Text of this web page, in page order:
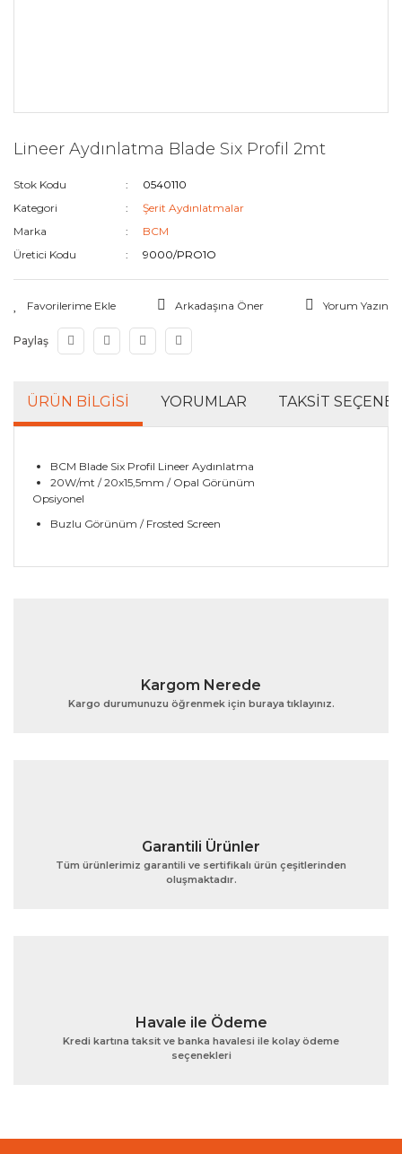
Lineer Aydınlatma Blade Six Profil 2mt
Stok Kodu
0540110
Kategori
Şerit Aydınlatmalar
Marka
BCM
Üretici Kodu
9000/PRO1O
Arkadaşına Öner Yorum Yazın
Paylaş
ÜRÜN BILGISI YORUMLAR TAKSIT
BCM Blade Six Profil Lineer Aydınlatma
20W/mt / 20x15,5mm / Opal Görünüm
Opsiyonel
Buzlu Görünüm / Frosted Screen
Bu ürünün fiyat bilgisi, resim, ürün açıklamalarında ve
Ürün açıklamasında eksik bilgiler bulunuyor.
Gönder
Kargom Nerede
Kargo durumunuzu öğrenmek için buraya tıklayınız.
Garantili Ürünler
Tüm ürünlerimiz garantili ve sertifikalı ürün çeşitlerinden
oluşmaktadır.
Havale ile Ödeme
Kredi kartına taksit ve banka havalesi ile kolay ödeme
seçenekleri